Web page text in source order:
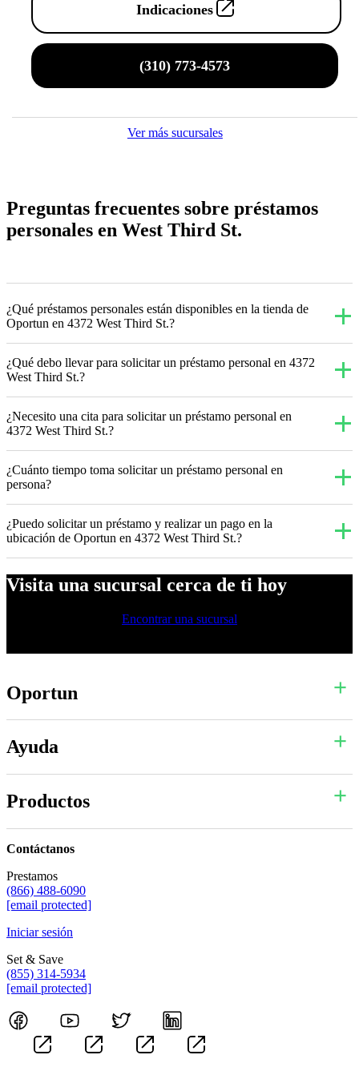
Indicaciones
(310) 773-4573
Ver más sucursales
Preguntas frecuentes sobre préstamos
personales en West Third St.
¿Qué préstamos personales están disponibles en la tienda de
Oportun en 4372 West Third St.?
¿Qué debo llevar para solicitar un préstamo personal en 4372
West Third St.?
¿Necesito una cita para solicitar un préstamo personal en
4372 West Third St.?
¿Cuánto tiempo toma solicitar un préstamo personal en
persona?
¿Puedo solicitar un préstamo y realizar un pago en la
ubicación de Oportun en 4372 West Third St.?
Visita una sucursal cerca de ti hoy
Encontrar una sucursal
Oportun
Ayuda
Productos
Contáctanos
Prestamos
(866) 488-6090
[email protected]
Iniciar sesión
Set & Save
(855) 314-5934
[email protected]